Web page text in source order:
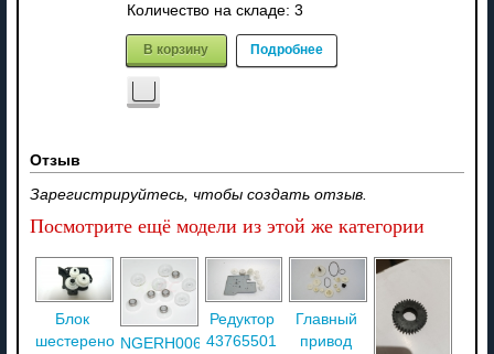
Количество на складе: 3
В корзину Подробнее
Отзыв
Зарегистрируйтесь, чтобы создать отзыв.
Посмотрите ещё модели из этой же категории
Блок
шестеренок NGERH0062QSZZ
Редуктор
43765501
Главный
привод